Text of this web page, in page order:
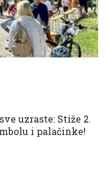
uzraste: Stiže 2.
i palačinke!